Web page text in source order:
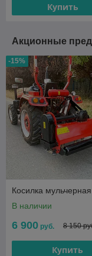
Купить
Акционные
-15%
Косилка
В наличии
6 900 руб. 8 150
Купить